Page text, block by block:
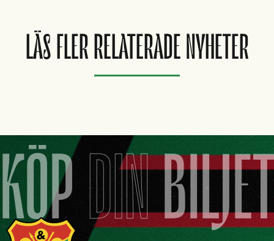
LÄS FLER RELATERADE NYHETER
KÖPDIN